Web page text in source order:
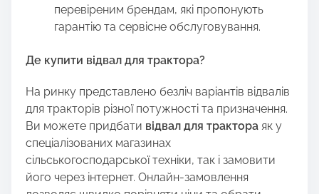
перевіреним брендам, які пропонують
гарантію та сервісне обслуговування.
Де купити відвал для трактора?
На ринку представлено безліч варіантів відвалів
для тракторів різної потужності та призначення.
Ви можете придбати відвал для трактора як у
спеціалізованих магазинах
сільськогосподарської техніки, так і замовити
його через інтернет. Онлайн-замовлення